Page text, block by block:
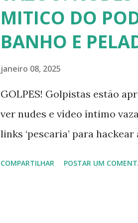
recomendado “retirar
particular de cada indivíduo,
Tuca Andrada 00:41
carnaval do Rio Alexandre
filmes com tr...
MITICO DO
BANHO E
janeiro 08, 2025
GOLPES! Golpistas estão
ver nudes e vídeo íntimo
links ‘pescaria’ para
COMPARTILHAR POSTAR UM